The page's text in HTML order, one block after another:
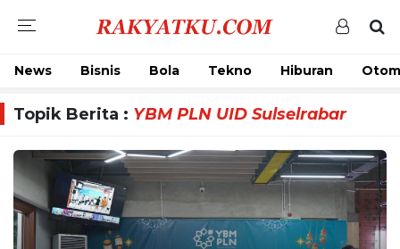
News Bisnis Bola Tekno Hiburan
Topik Berita : YBM PLN UID Sulselrabar